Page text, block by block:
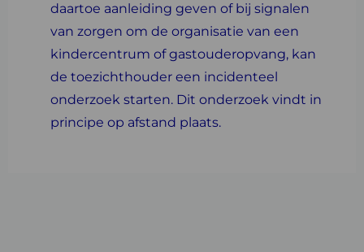
daartoe aanleiding geven of bij signalen
van zorgen om de organisatie van een
kindercentrum of gastouderopvang, kan
de toezichthouder een incidenteel
onderzoek starten. Dit onderzoek vindt in
principe op afstand plaats.